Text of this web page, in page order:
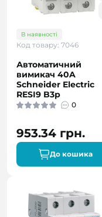
В наявності
Код товару: 7046
Автоматичний
вимикач 40A
Schneider Electric
RESI9 B3р
0
953.34 грн.
До кошика